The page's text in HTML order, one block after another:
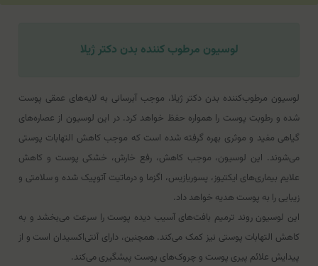
لوسیون مرطوب کننده بدن دکتر ژیلا
لوسیون مرطوب‌کننده بدن دکتر ژیلا، موجب آبرسانی به لایه‌های عمقی پوست
شده و رطوبت پوست را همواره حفظ خواهد کرد. در این لوسیون از عصاره‌های
گیاهی مفید و موثری بهره گرفته شده‌ است که موجب کاهش التهابات پوستی
می‌شوند. این لوسیون، موجب کاهش، رفع خارش، خشکی پوست و کاهش
علایم بیماری‌های ایکتیوز، پسوریازیس، اگزما و درماتیت آتوپیک شده و سلامتی و
زیبایی را به پوست هدیه خواهد داد.
این لوسیون روند ترمیم بافت‌های آسیب ‌دیده پوست را سرعت می‌بخشد و به
کاهش التهابات پوستی نیز کمک می‌کند. همچنین، دارای آنتی‌اکسیدان است و از
پیدایش علائم پیری پوست و چروک‌های پوست پیشگیری می‌کند.